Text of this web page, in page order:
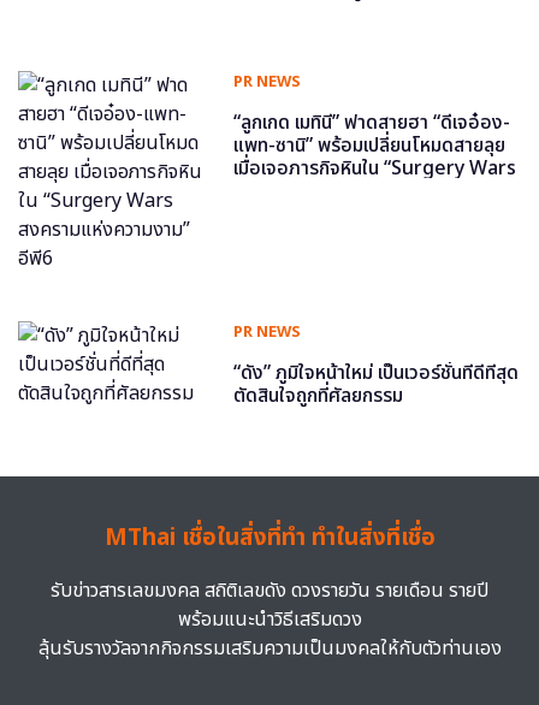
PR NEWS
“ลูกเกด เมทินี” ฟาดสายฮา “ดีเจอ๋อง-
แพท-ซานิ” พร้อมเปลี่ยนโหมดสายลุย
เมื่อเจอภารกิจหินใน “Surgery Wars
PR NEWS
“ดัง” ภูมิใจหน้าใหม่ เป็นเวอร์ชั่นที่ดีที่สุด
ตัดสินใจถูกที่ศัลยกรรม
MThai เชื่อในสิ่งที่ทำ ทำในสิ่งที่เชื่อ
รับข่าวสารเลขมงคล สถิติเลขดัง ดวงรายวัน รายเดือน รายปี
พร้อมแนะนำวิธีเสริมดวง
ลุ้นรับรางวัลจากกิจกรรมเสริมความเป็นมงคลให้กับตัวท่านเอง